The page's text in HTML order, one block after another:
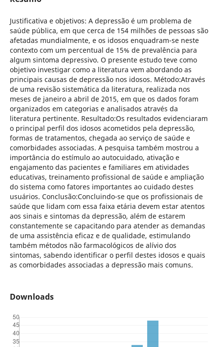
Justificativa e objetivos: A depressão é um problema de
saúde pública, em que cerca de 154 milhões de pessoas são
afetadas mundialmente, e os idosos enquadram-se neste
contexto com um percentual de 15% de prevalência para
algum sintoma depressivo. O presente estudo teve como
objetivo investigar como a literatura vem abordando as
principais causas de depressão nos idosos. Método:Através
de uma revisão sistemática da literatura, realizada nos
meses de janeiro a abril de 2015, em que os dados foram
organizados em categorias e analisados através da
literatura pertinente. Resultado:Os resultados evidenciaram
o principal perfil dos idosos acometidos pela depressão,
formas de tratamentos, chegada ao serviço de saúde e
comorbidades associadas. A pesquisa também mostrou a
importância do estímulo ao autocuidado, ativação e
engajamento das pacientes e familiares em atividades
educativas, treinamento profissional de saúde e ampliação
do sistema como fatores importantes ao cuidado destes
usuários. Conclusão:Concluindo-se que os profissionais de
saúde que lidam com essa faixa etária devem estar atentos
aos sinais e sintomas da depressão, além de estarem
constantemente se capacitando para atender as demandas
de uma assistência eficaz e de qualidade, estimulando
também métodos não farmacológicos de alívio dos
sintomas, sabendo identificar o perfil destes idosos e quais
as comorbidades associadas a depressão mais comuns.
Downloads